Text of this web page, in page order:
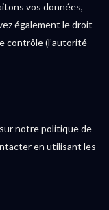
vos données,
également le droit
contrôle (l’autorité
notre politique de
en utilisant les